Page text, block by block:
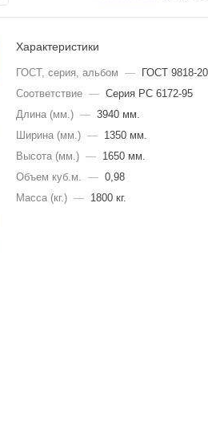
Характеристики
ГОСТ, серия, альбом —
ГОСТ 9818-
Соответствие — Серия РС 6172-95
Длина (мм.) — 3940 мм.
Ширина (мм.) —
1350 мм.
Высота (мм.) —
1650 мм.
Объем куб.м. — 0,98
Масса (кг.) — 1800 кг.